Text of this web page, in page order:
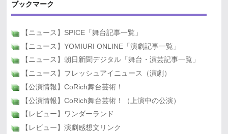
ブックマーク
【ニュース】SPICE「舞台記事一覧」
【ニュース】YOMIURI ONLINE「演劇記事一覧」
【ニュース】朝日新聞デジタル「舞台・演芸記事一覧」
【ニュース】フレッシュアイニュース（演劇）
【公演情報】CoRich舞台芸術！
【公演情報】CoRich舞台芸術！（上演中の公演）
【レビュー】ワンダーランド
【レビュー】演劇感想文リンク